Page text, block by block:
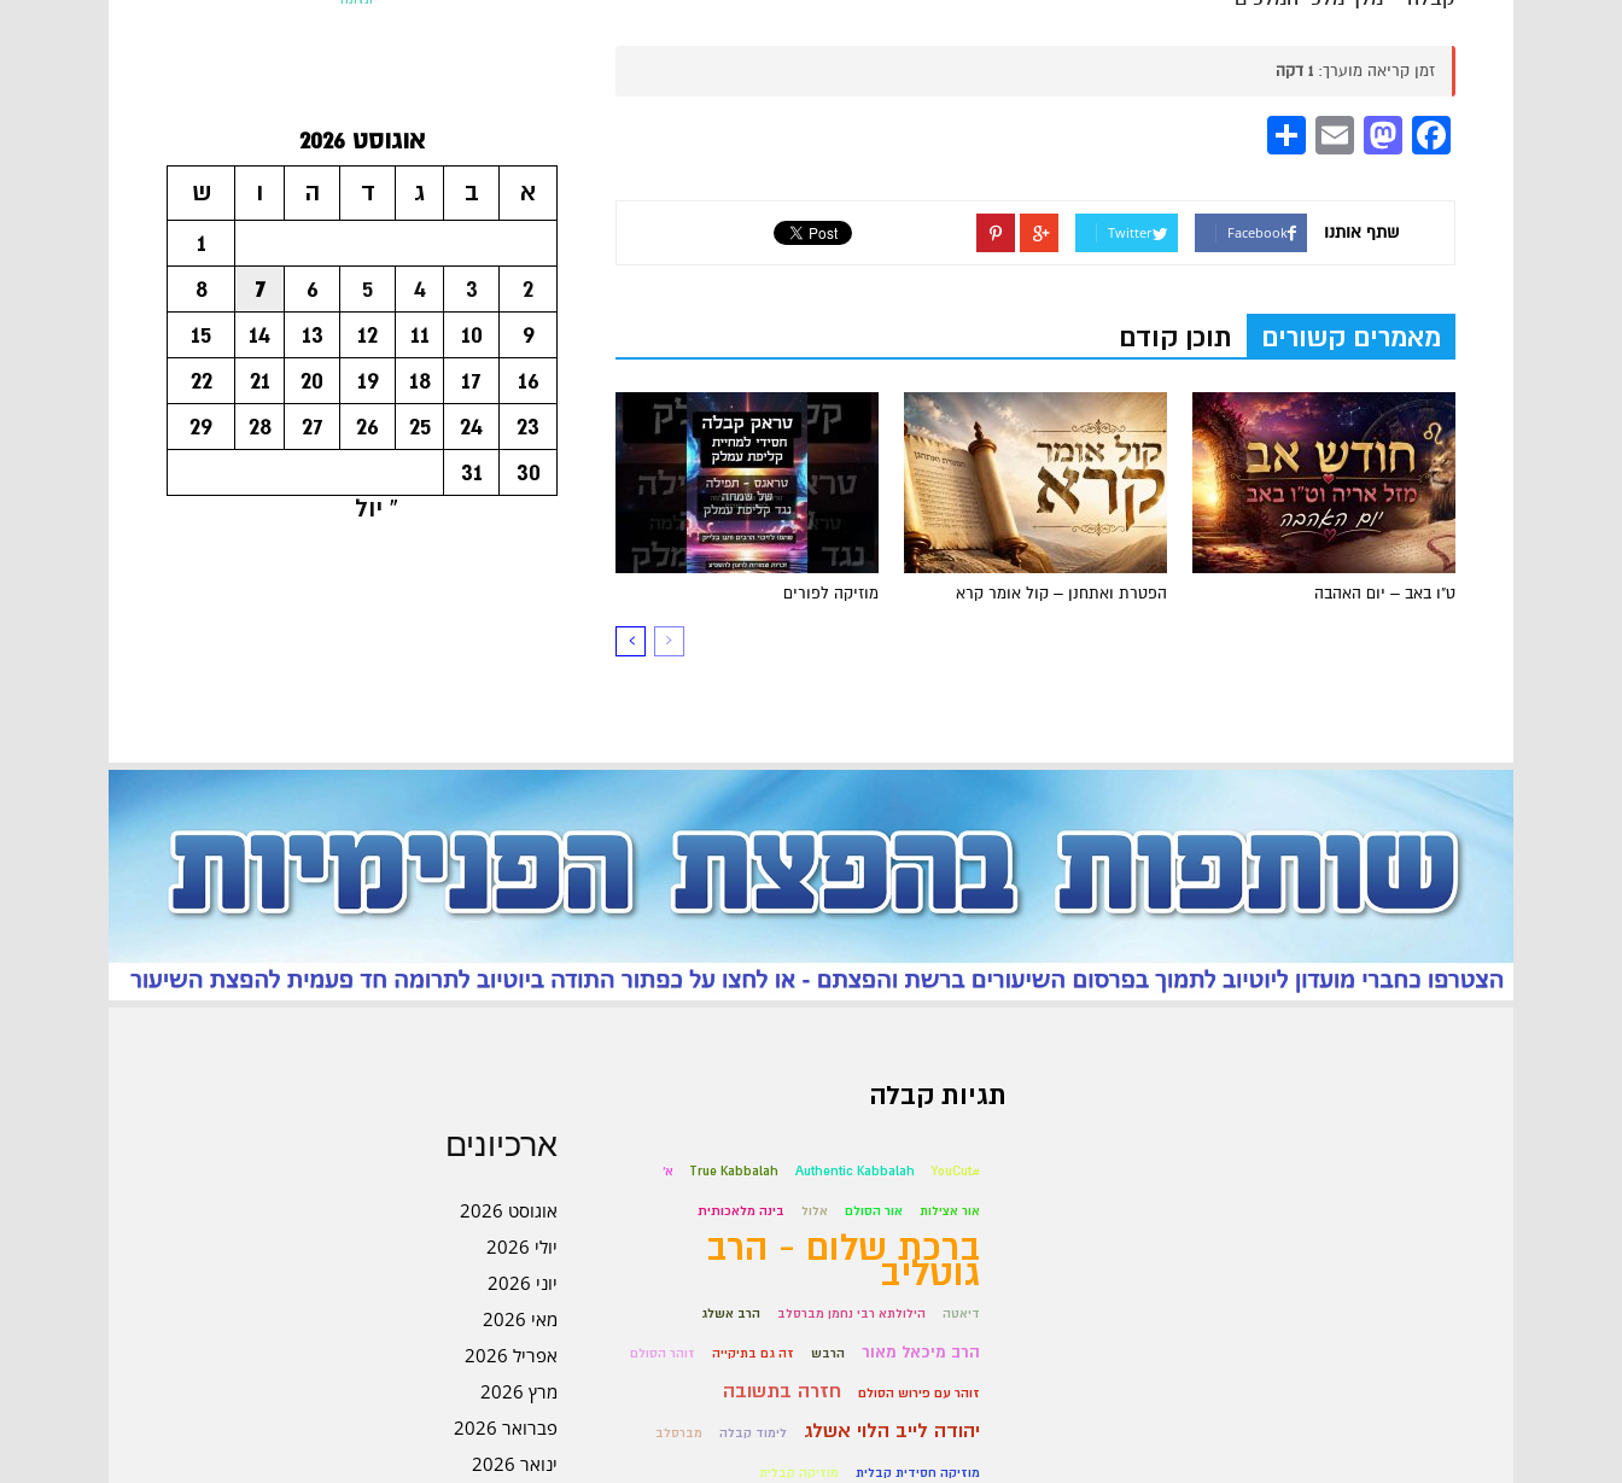
זמן קריאה מוערך: 1 דקה
Facebook
Mastodon
Email
שתף אותנו Facebook
Twitter
מאמרים קשורים תוכן קודם
מוזיקה לפורים הפטרת ואתחנן – קול אומר קרא ט"ו באב – יום האהבה
אוגוסט 2026
א
ב ג ד ה ו
ש
1
2
3
4
5
6
7
8
9
10
11
12
13
14
15
16
17
18
19
20
21
22
23
24
25
26
27
28
29
30
31
« יול
ארכיונים
אוגוסט 2026
יולי 2026
יוני 2026
מאי 2026
אפריל 2026
מרץ 2026
פברואר 2026
ינואר 2026
תגיות קבלה
#YouCut
Authentic Kabbalah
True Kabbalah א'
אור אצילות אור הסולם אלול בינה מלאכותית
ברכת שלום - הרב
גוטליב
דיאטה הילולתא רבי נחמן מברסלב הרב אשלג
הרב מיכאל מאור הרבש זה גם בתיקייה זוהר הסולם
זוהר עם פירוש הסולם
חזרה בתשובה
יהודה לייב הלוי אשלג
לימוד קבלה מברסלב
מוזיקה חסידית קבלית מוזיקה קבלית